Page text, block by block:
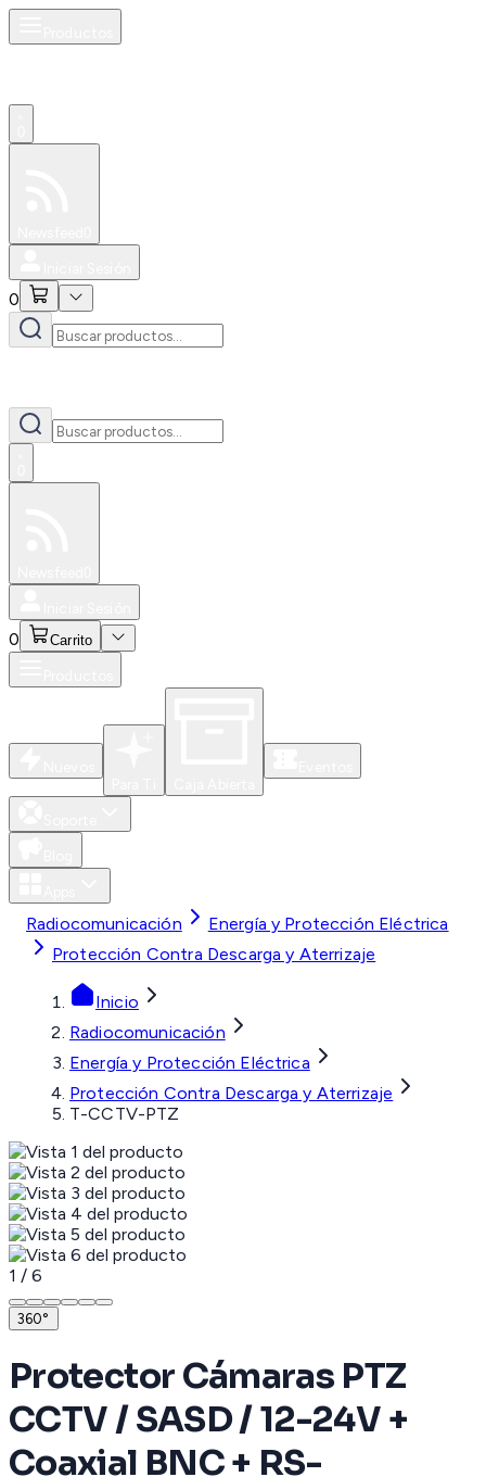
0
0 Carrito
Radiocomunicación
Energía y Protección Eléctrica
Protección Contra Descarga y Aterrizaje
Inicio
Radiocomunicación
Energía y Protección Eléctrica
Protección Contra Descarga y Aterrizaje
T-CCTV-PTZ
1 / 6
360°
Protector Cámaras PTZ
CCTV / SASD / 12-24V +
Coaxial BNC + RS-